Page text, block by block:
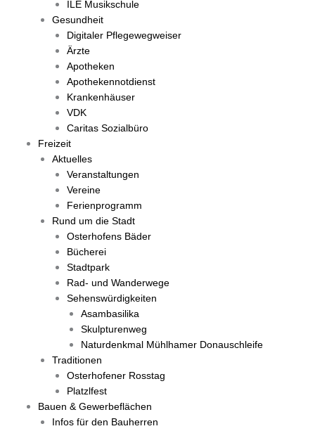
ILE Musikschule
Gesundheit
Digitaler Pflegewegweiser
Ärzte
Apotheken
Apothekennotdienst
Krankenhäuser
VDK
Caritas Sozialbüro
Freizeit
Aktuelles
Veranstaltungen
Vereine
Ferienprogramm
Rund um die Stadt
Osterhofens Bäder
Bücherei
Stadtpark
Rad- und Wanderwege
Sehenswürdigkeiten
Asambasilika
Skulpturenweg
Naturdenkmal Mühlhamer Donauschleife
Traditionen
Osterhofener Rosstag
Platzlfest
Bauen & Gewerbeflächen
Infos für den Bauherren